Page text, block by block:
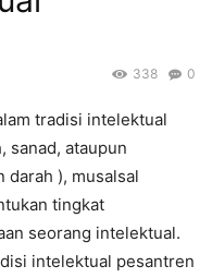
0
338
tradisi intelektual
sanad, ataupun
), musalsal
tingkat
seorang intelektual.
intelektual pesantren